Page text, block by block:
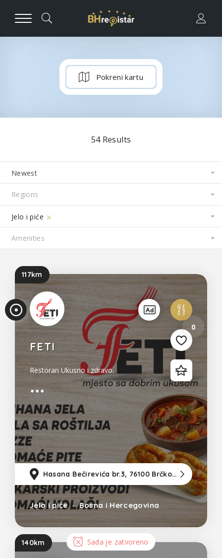
Pokreni kartu
Pri
ka
z
54 Results
Newest
×
Jelo i piće
117km
0
FETI
Restoran Ukusno i zdravo.
Hasana Bečirevića br.3, 76100 Brčko (u blizini CIPS-a)
Jelo i piće Bosna i Hercegovina
140km Sada je zatvoreno